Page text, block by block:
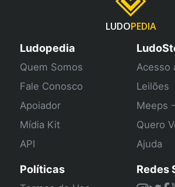
LUDOPEDIA
Ludopedia
Quem Somos
Fale Conosco
Apoiador
Mídia Kit
API
Acesso
Leilões
Meeps
Quero
Ajuda
Políticas Redes